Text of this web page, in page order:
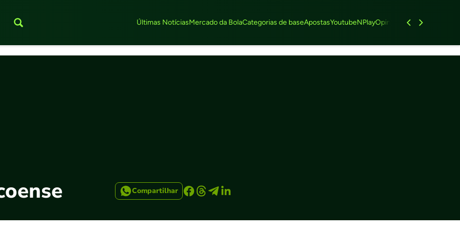
Últimas NotíciasMercado da BolaCategorias de baseApostasYoutubeNPlayOpinião Feminino
Compartilhar